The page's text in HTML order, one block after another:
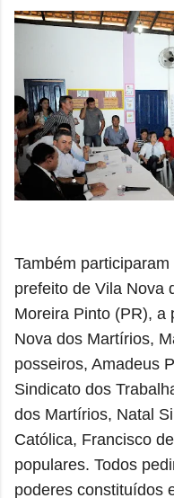
Também
prefeito de Vila Nova
Moreira Pinto (PR), a
Nova dos Martírios,
posseiros, Amadeus
Sindicato dos
dos Martírios, Natal
Católica, Francisco
populares. Todos
poderes constituídos